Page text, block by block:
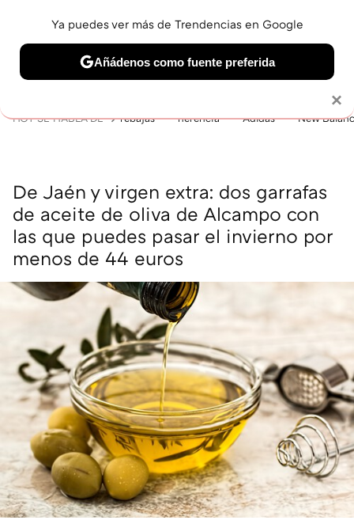
BELLEZA SHOPPING VIAJES GASTRO SNEAKERS
HOY SE HABLA DE rebajas herencia Adidas New
De Jaén y virgen extra: dos garrafas
de aceite de oliva de Alcampo con
las que puedes pasar el invierno por
menos de 44 euros
×
Ya puedes ver más de Trendencias en Google
Añádenos como fuente preferida